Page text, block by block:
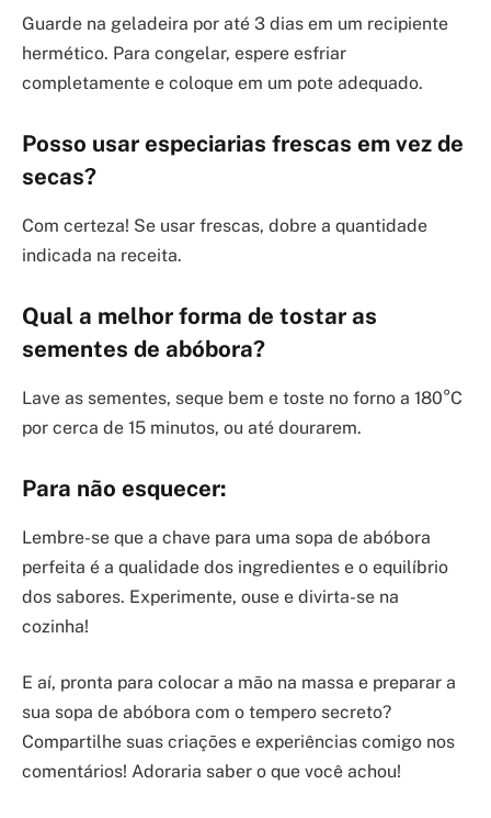
Guarde na geladeira por até 3 dias em um recipiente
hermético. Para congelar, espere esfriar
completamente e coloque em um pote adequado.
Posso usar especiarias frescas em vez de
secas?
Com certeza! Se usar frescas, dobre a quantidade
indicada na receita.
Qual a melhor forma de tostar as
sementes de abóbora?
Lave as sementes, seque bem e toste no forno a 180°C
por cerca de 15 minutos, ou até dourarem.
Para não esquecer:
Lembre-se que a chave para uma sopa de abóbora
perfeita é a qualidade dos ingredientes e o equilíbrio
dos sabores. Experimente, ouse e divirta-se na
cozinha!
E aí, pronta para colocar a mão na massa e preparar a
sua sopa de abóbora com o tempero secreto?
Compartilhe suas criações e experiências comigo nos
comentários! Adoraria saber o que você achou!